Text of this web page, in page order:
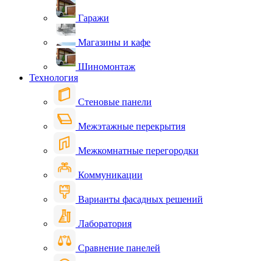
Гаражи
Магазины и кафе
Шиномонтаж
Технология
Стеновые панели
Межэтажные перекрытия
Межкомнатные перегородки
Коммуникации
Варианты фасадных решений
Лаборатория
Сравнение панелей